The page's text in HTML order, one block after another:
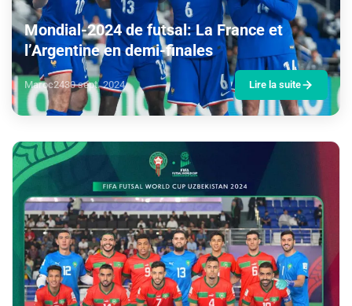
Mondial-2024 de futsal: La France et
l’Argentine en demi-finales
Maroc2430 sept. 2024 Lire la suite